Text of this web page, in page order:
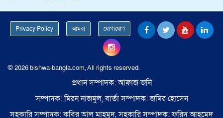
Privacy Policy আমরা যোগাযোগ
© 2026 bishwa-bangla.com, All rights reserved.
প্রধান সম্পাদক: আফাজ জনি
সম্পাদক: মিরন নাজমুল, বার্তা সম্পাদক: জমির হোসেন
সহকারি সম্পাদক: কবির আল মাহমুদ, সহকারি সম্পাদক: ফরিদ আহমেদ